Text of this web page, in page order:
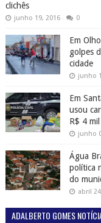
clichês
junho 19, 2016 0
Em
golpes
cidade
junho
Em
usou
R$ 4 mil
junho
Água
política
do
abril
ADALBERTO GOMES